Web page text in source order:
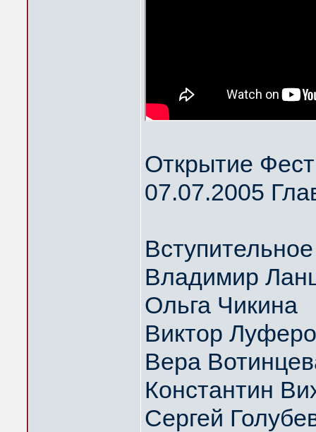
Открытие
07.07.2005
Владимир
Ольга Чикина
Виктор
Вера
Константин
Сергей